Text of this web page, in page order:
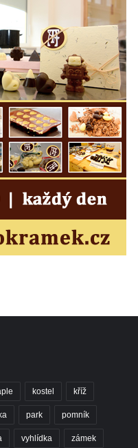
kostel kříž
park pomník
vyhlídka zámek